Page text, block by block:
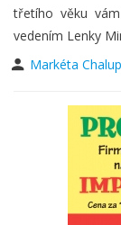
třetího věku
vedením Lenky
Markéta